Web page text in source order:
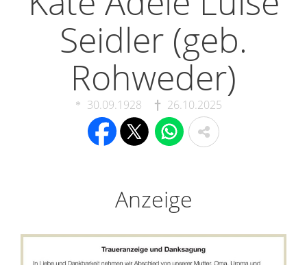
Seidler (geb.
Rohweder)
30.09.1928 26.10.2025
Anzeige